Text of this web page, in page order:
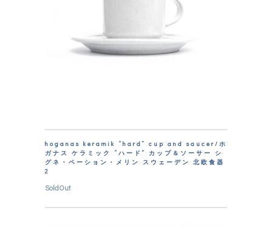
hoganas keramik “hard” cup and saucer/ホ
ガナス ケラミック “ハード” カップ＆ソーサー シ
グネ・ペーション・メリン スウェーデン 北欧食器
2
SoldOut